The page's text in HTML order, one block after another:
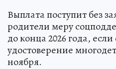
Выплата поступит без
родители меру
до конца 2026 года,
удостоверение
ноября.